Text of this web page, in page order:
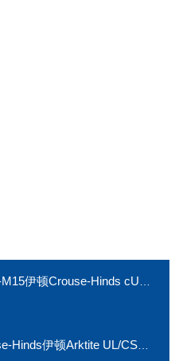
Hinds cUL防爆插座CFSC150-1523-M15
UL/CSA插头插座ARE6425 60A 600V